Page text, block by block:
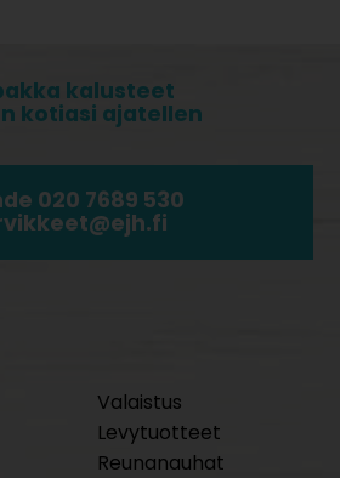
kalusteet
kotiasi ajatellen
020 7689 530
Valaistus
Levytuotteet
Reunanauhat